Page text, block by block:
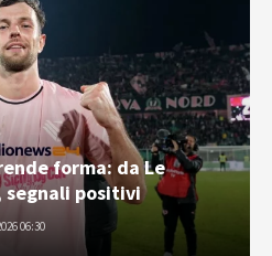
forma: da Le
segnali positivi
06:30